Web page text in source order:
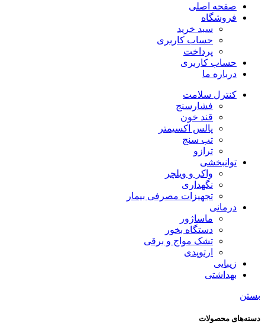
صفحه اصلی
فروشگاه
سبد خرید
حساب کاربری
پرداخت
حساب کاربری
درباره ما
کنترل سلامت
فشارسنج
قند خون
پالس اکسیمتر
تب سنج
ترازو
توانبخشی
واکر و ویلچر
نگهداری
تجهیزات مصرفی بیمار
درمانی
ماساژور
دستگاه بخور
تشک مواج و برقی
ارتوپدی
زیبایی
بهداشتی
بستن
دسته‌های محصولات